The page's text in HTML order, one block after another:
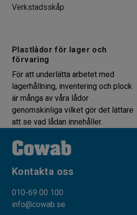
Verkstadsskåp
Plastlådor för lager och
förvaring
För att underlätta arbetet med
lagerhållning, inventering och plock
är många av våra lådor
genomskinliga vilket gör det lättare
att se vad lådan innehåller.
Kontakta oss
010-69 00 100
info@cowab.se